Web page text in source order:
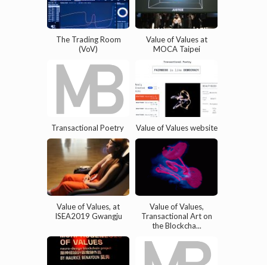
The Trading Room
(VoV)
Value of Values at
MOCA Taipei
Transactional Poetry Value of Values website
Value of Values, at
ISEA2019 Gwangju
Value of Values,
Transactional Art on
the Blockcha...